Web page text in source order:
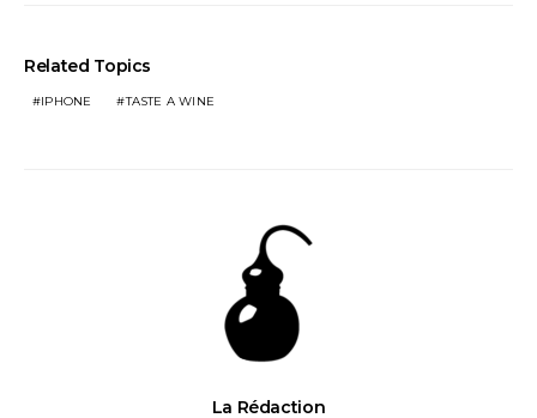
Related Topics
IPHONE TASTE A WINE
La Rédaction